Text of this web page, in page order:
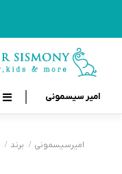
امیر سیسمونی
امیرسیسمونی برند